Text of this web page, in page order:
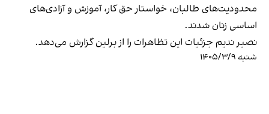
محدودیت‌های طالبان، خواستار حق کار، آموزش و آزادی‌های
اساسی زنان شدند.
نصیر ندیم جزئیات این تظاهرات را از برلین گزارش می‌دهد.
شنبه ۱۴۰۵/۳/۹